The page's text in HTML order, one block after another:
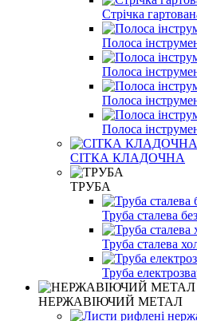
Стрічка
Полоса
Полоса
Полоса
Полоса
СІТКА КЛАДОЧНА
ТРУБА
Труба сталева
Труба сталева
Труба
НЕРЖАВІЮЧИЙ МЕТАЛ